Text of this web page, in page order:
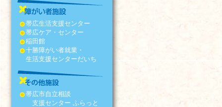
帯広生活支援センター
帯広ケア・センター
稲田館
十勝障がい者就業・
生活支援センターだいち
帯広市自立相談
支援センター ふらっと